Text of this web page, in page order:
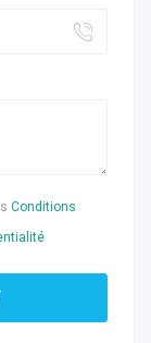
Conditions